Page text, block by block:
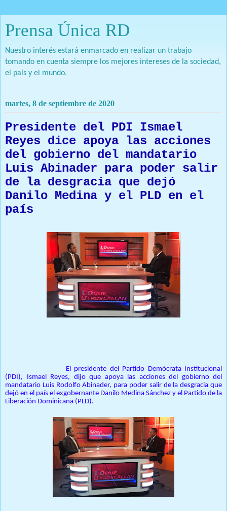
Prensa Única RD
Nuestro interés estará enmarcado en realizar un trabajo
tomando en cuenta siempre los mejores intereses de la sociedad,
el país y el mundo.
martes, 8 de septiembre de 2020
Presidente del PDI Ismael
Reyes dice apoya las acciones
del gobierno del mandatario
Luis Abinader para poder salir
de la desgracia que dejó
Danilo Medina y el PLD en el
país
El presidente del Partido Demócrata Institucional
(PDI), Ismael Reyes, dijo que apoya las acciones del gobierno del
mandatario Luis Rodolfo Abinader, para poder salir de la desgracia que
dejó en el país el exgobernante Danilo Medina Sánchez y el Partido de la
Liberación Dominicana (PLD).